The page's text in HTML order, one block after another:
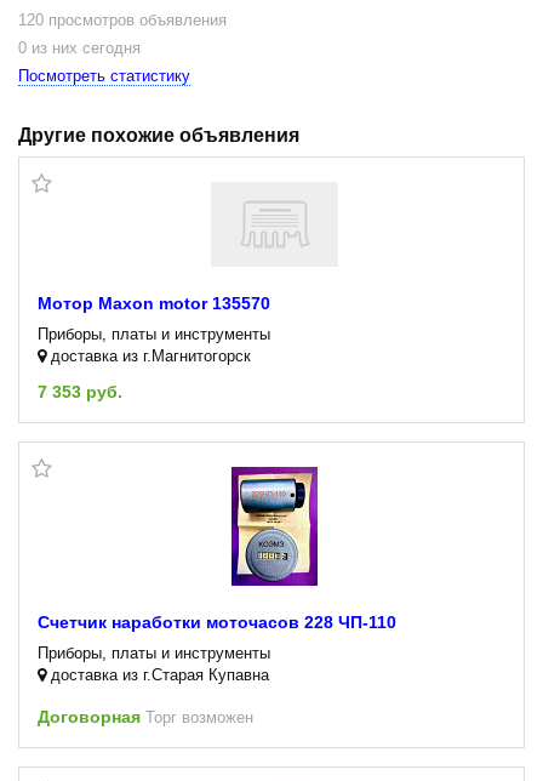
120 просмотров объявления
0 из них сегодня
Посмотреть статистику
Другие похожие объявления
Мотор Maxon motor 135570
Приборы, платы и инструменты
доставка из г.Магнитогорск
7 353 руб.
Счетчик наработки моточасов 228 ЧП-110
Приборы, платы и инструменты
доставка из г.Старая Купавна
Договорная Торг возможен